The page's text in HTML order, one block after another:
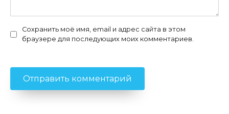
Сохранить моё имя, email и адрес сайта в этом
браузере для последующих моих комментариев.